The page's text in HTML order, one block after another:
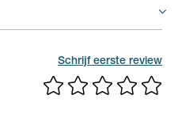
na aankoopdatum toch een
er geïnformeerd worden bij de
productiefout. Draagsporen
Schrijf eerste review